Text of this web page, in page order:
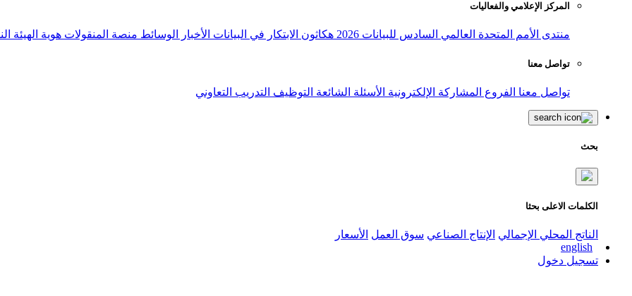
المركز الإعلامي والفعاليات
منتدى الأمم المتحدة العالمي السادس للبيانات 2026 هكاثون الابتكار في البيانات الأخبار الوسائط منصة المنقولات هوية الهيئة
تواصل معنا
تواصل معنا الفروع المشاركة الإلكترونية الأسئلة الشائعة التوظيف التدريب التعاوني
بحث
الكلمات الاعلى بحثا
الناتج المحلي الإجمالي الإنتاج الصناعي سوق العمل الأسعار
english
تسجيل دخول